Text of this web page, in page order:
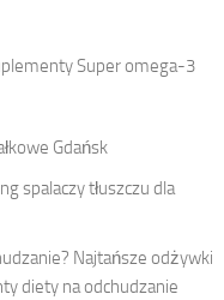
Super omega-3
Gdańsk
spalaczy tłuszczu dla
Najtańsze odżywki
diety na odchudzanie